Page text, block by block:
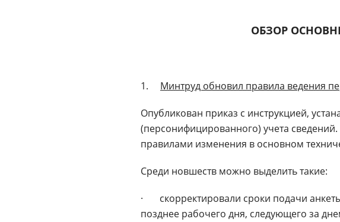
ОБЗОР
1. Минтруд обновил правила ведения
Опубликован приказ с инструкцией,
(персонифицированного) учета
правилами изменения в основном
Среди новшеств можно выделить такие:
· скорректировали сроки подачи
позднее рабочего дня, следующего за